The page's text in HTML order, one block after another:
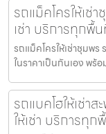
รถแม็คโครให้เช่
เช่า บริการทุกพื้
รถแม็คโครให้เช่าชุมพร
ในราคาเป็นกันเอง พ
รถแบคโฮให้เช่า
ให้เช่า บริการทุ